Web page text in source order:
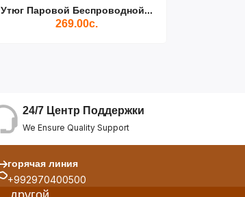
Утюг Паровой Беспроводной...
269.00с.
24/7 Центр Поддержки
We Ensure Quality Support
горячая линия
+992970400500